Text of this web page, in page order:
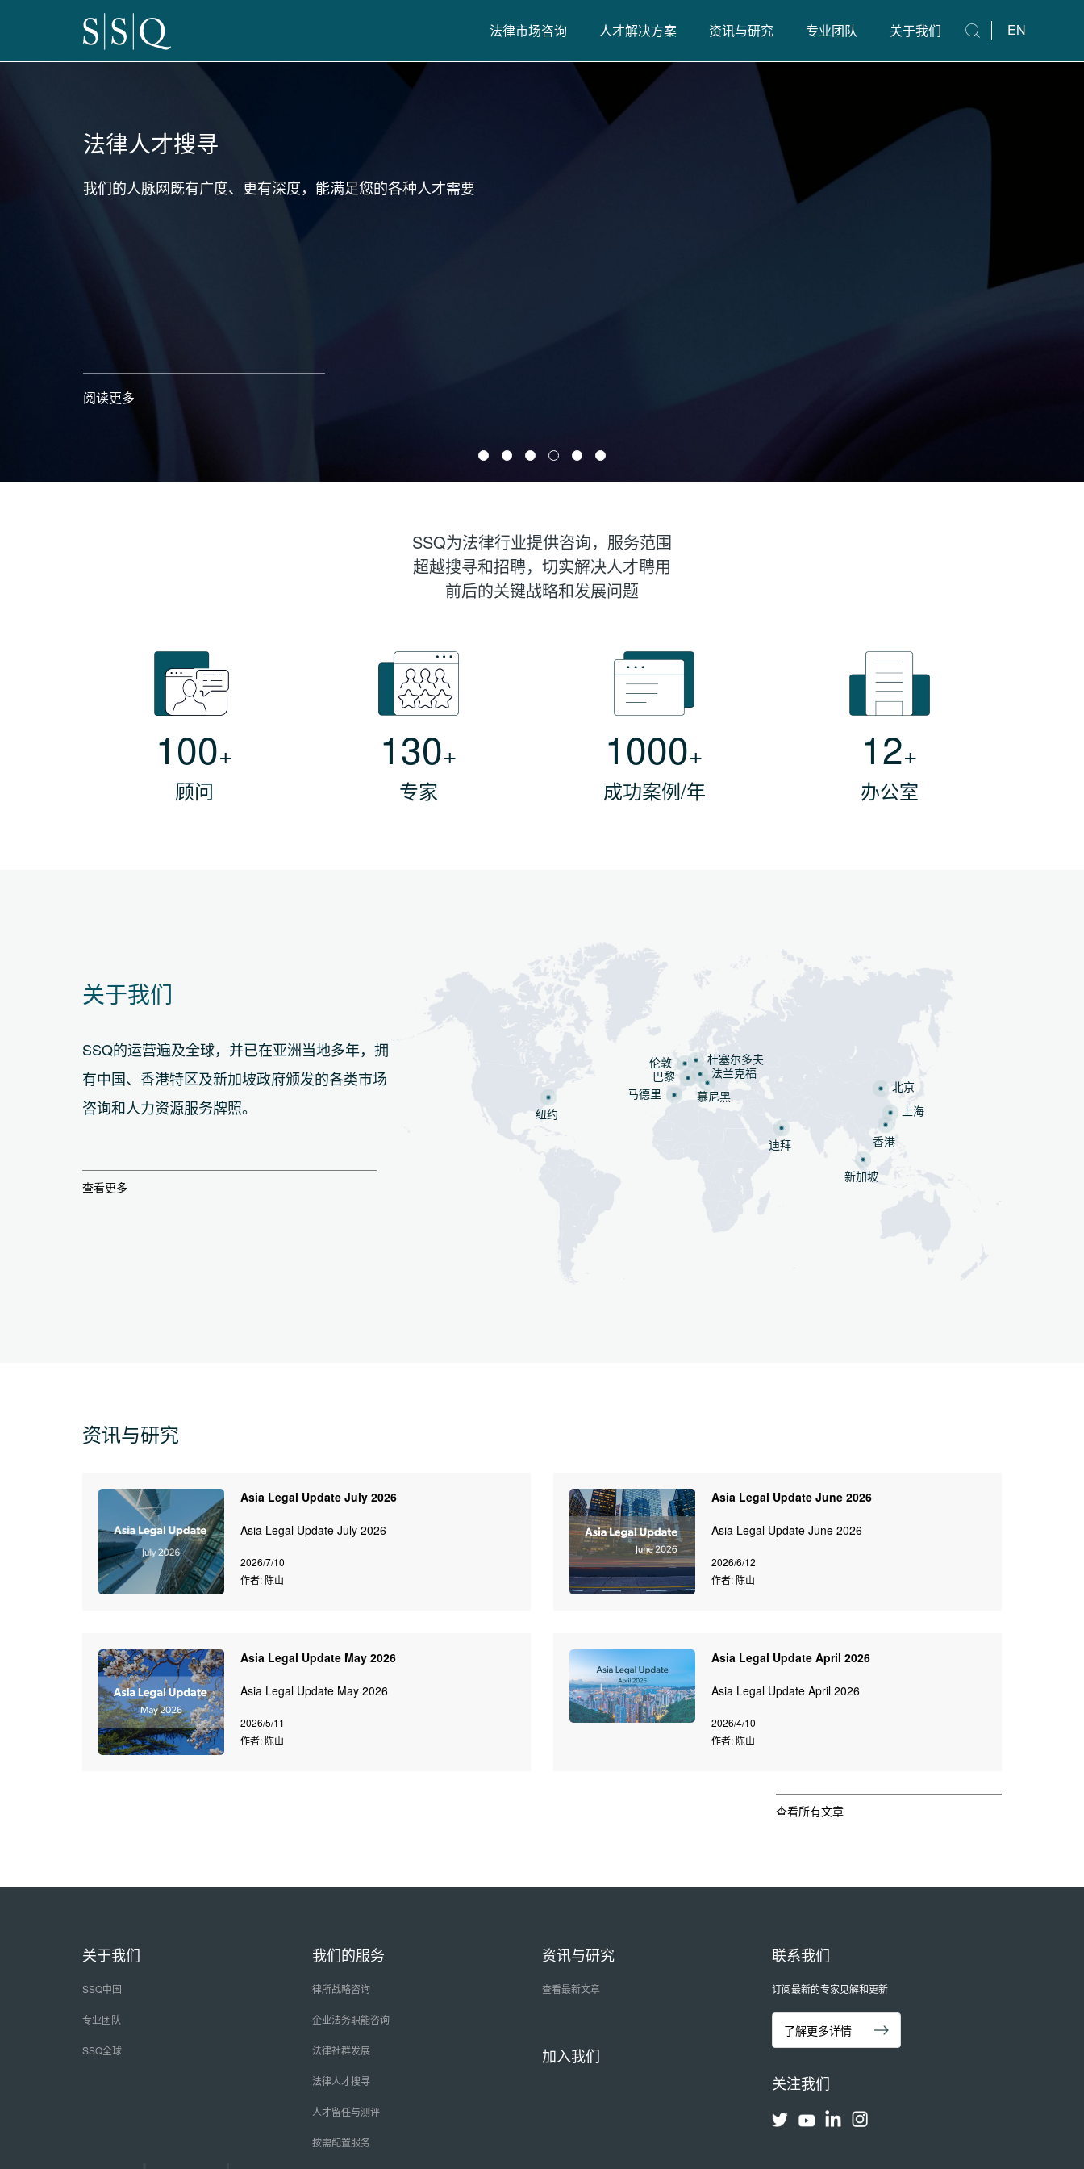
法律市场咨询 人才解决方案 资讯与研究 专业团队 关于我们 EN
阅读更多
阅读更多
阅读更多
法律人才搜寻
我们的人脉网既有广度、更有深度，能满足您的各种人才需要
阅读更多
阅读更多
阅读更多
SSQ为法律行业提供咨询，服务范围
超越搜寻和招聘，切实解决人才聘用
前后的关键战略和发展问题
100+
顾问
130+
专家
1000+
成功案例/年
12+
办公室
关于我们
SSQ的运营遍及全球，并已在亚洲当地多年，拥
有中国、香港特区及新加坡政府颁发的各类市场
咨询和人力资源服务牌照。
查看更多
纽约
迪拜
伦敦
巴黎
杜塞尔多夫
法兰克福
慕尼黑
马德里
北京
上海
香港
新加坡
资讯与研究
Asia Legal Update July 2026
Asia Legal Update July 2026
2026/7/10
作者: 陈山
Asia Legal Update June 2026
Asia Legal Update June 2026
2026/6/12
作者: 陈山
Asia Legal Update May 2026
Asia Legal Update May 2026
2026/5/11
作者: 陈山
Asia Legal Update April 2026
Asia Legal Update April 2026
2026/4/10
作者: 陈山
查看所有文章
关于我们
SSQ中国
专业团队
SSQ全球
我们的服务
律所战略咨询
企业法务职能咨询
法律社群发展
法律人才搜寻
人才留任与测评
按需配置服务
资讯与研究
查看最新文章
加入我们
联系我们
订阅最新的专家见解和更新
了解更多详情
关注我们